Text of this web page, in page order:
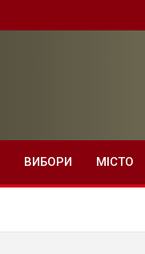
ВИБОРИ МІСТО